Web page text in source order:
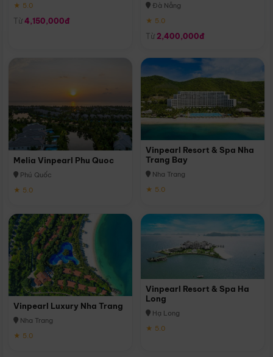
★ 5.0
Từ 4,150,000đ
Đà Nẵng
★ 5.0
Từ 2,400,000đ
Melia Vinpearl Phu Quoc
Phú Quốc
★ 5.0
Vinpearl Resort & Spa Nha
Trang Bay
Nha Trang
★ 5.0
Vinpearl Luxury Nha Trang
Nha Trang
★ 5.0
Vinpearl Resort & Spa Ha
Long
Hạ Long
★ 5.0